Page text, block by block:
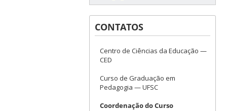
CONTATOS
Centro de Ciências da Educação —
CED
Curso de Graduação em
Pedagogia — UFSC
Coordenação do Curso